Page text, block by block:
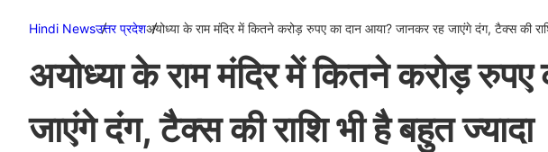
Hindi Newsउत्तर प्रदेशअयोध्या के राम मंदिर में कितने करोड़ रुपए का दान आया? जानकर रह जाएंगे दंग, टैक्स की
अयोध्या के राम मंदिर में कितने करोड़
जाएंगे दंग, टैक्स की राशि भी है बहुत ज्यादा